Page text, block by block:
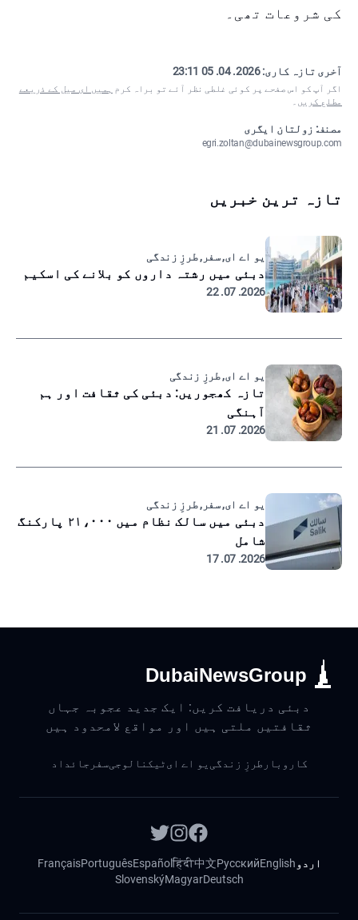
کی شروعات تھی۔
آخری تازہ کاری:2026. 04. 05 23:11
اگر آپ کو اس صفحے پر کوئی غلطی نظر آئے تو براہ کرم ہمیں ای میل کے ذریعے
مطلع کریں ۔
مصنف: زولتان ایگری
egri.zoltan@dubainewsgroup.com
تازہ ترین خبریں
یو اے ای, سفر, طرزِ زندگی
دبئی میں رشتہ داروں کو بلانے کی اسکیم
2026. 07. 22
یو اے ای, طرزِ زندگی
تازہ کھجوریں: دبئی کی ثقافت اور ہم
آہنگی
2026. 07. 21
یو اے ای, سفر, طرزِ زندگی
دبئی میں سالک نظام میں ۲۱،۰۰۰ پارکنگ
شامل
2026. 07. 17
DubaiNewsGroup
دبئی دریافت کریں: ایک جدید عجوبہ جہاں
ثقافتیں ملتی ہیں اور مواقع لامحدود ہیں
کاروبار طرزِ زندگی یو اے ایٹیکنالوجیسفر جائداد
اردو English
Русский
中文
हिंदी
Español
Português
Français
Deutsch
Magyar
Slovenský